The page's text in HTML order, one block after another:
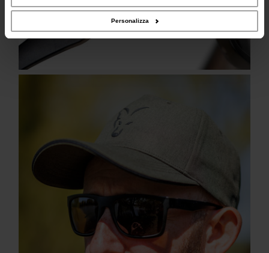
Personalizza